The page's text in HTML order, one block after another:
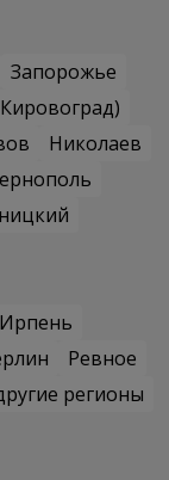
Запорожье
Николаев
Ирпень
Ревное
регионы